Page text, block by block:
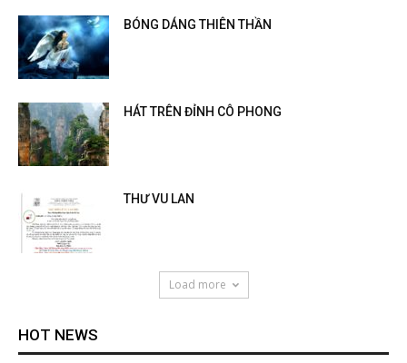
BÓNG DÁNG THIÊN THẦN
HÁT TRÊN ĐỈNH CÔ PHONG
THƯ VU LAN
Load more
HOT NEWS